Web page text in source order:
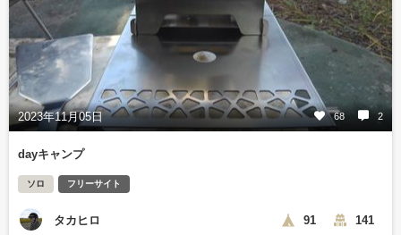
2023年11月05日 68 2
dayキャンプ
ソロ フリーサイト
タカヒロ 91 141